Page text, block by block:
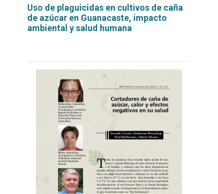
Uso de plaguicidas en cultivos de caña
de azúcar en Guanacaste, impacto
ambiental y salud humana